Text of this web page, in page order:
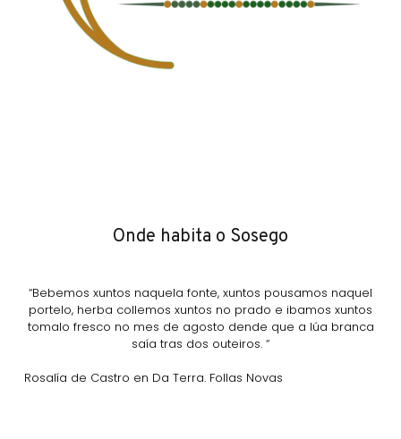
Onde habita o Sosego
“Bebemos xuntos naquela fonte, xuntos pousamos naquel
portelo, herba collemos xuntos no prado e ibamos xuntos
tomalo fresco no mes de agosto dende que a lúa branca
saía tras dos outeiros. “
Rosalía de Castro en Da Terra. Follas Novas